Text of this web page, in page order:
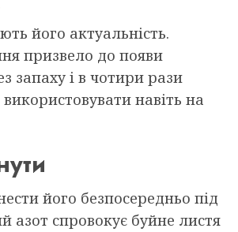
його актуальність.
призвело до появи
запаху і в чотири рази
навіть на
його безпосередньо під
азот спровокує буйне листя